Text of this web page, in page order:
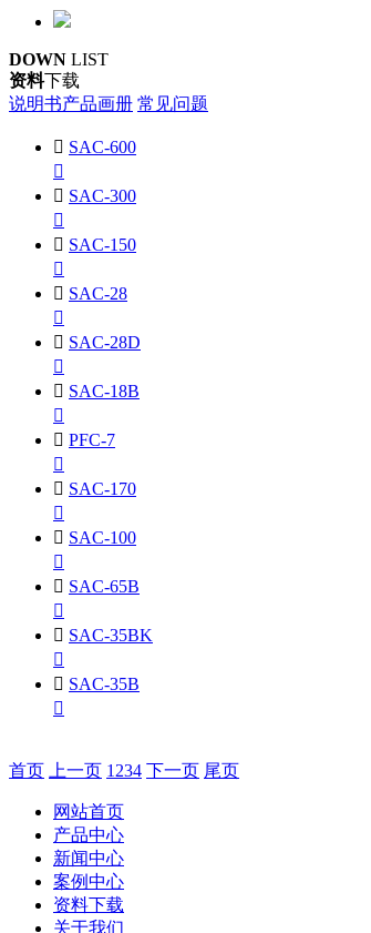
DOWN LIST
资料下载
说明书产品画册 常见问题
 SAC-600

 SAC-300

 SAC-150

 SAC-28

 SAC-28D

 SAC-18B

 PFC-7

 SAC-170

 SAC-100

 SAC-65B

 SAC-35BK

 SAC-35B

首页 上一页 1 234 下一页 尾页
网站首页
产品中心
新闻中心
案例中心
资料下载
关于我们